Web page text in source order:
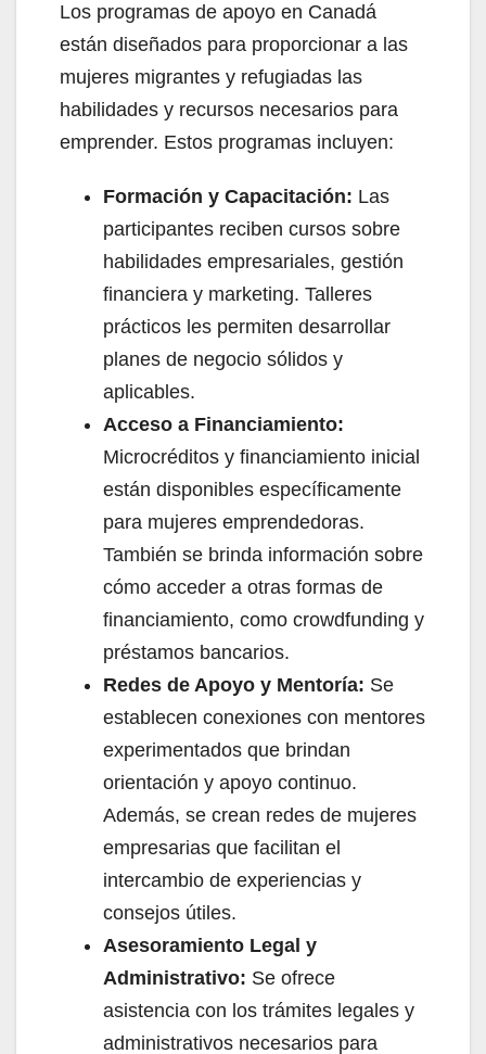
Los programas de apoyo en Canadá
están diseñados para proporcionar a las
mujeres migrantes y refugiadas las
habilidades y recursos necesarios para
emprender. Estos programas incluyen:
Formación y Capacitación: Las
participantes reciben cursos sobre
habilidades empresariales, gestión
financiera y marketing. Talleres
prácticos les permiten desarrollar
planes de negocio sólidos y
aplicables.
Acceso a Financiamiento:
Microcréditos y financiamiento inicial
están disponibles específicamente
para mujeres emprendedoras.
También se brinda información sobre
cómo acceder a otras formas de
financiamiento, como crowdfunding y
préstamos bancarios.
Redes de Apoyo y Mentoría: Se
establecen conexiones con mentores
experimentados que brindan
orientación y apoyo continuo.
Además, se crean redes de mujeres
empresarias que facilitan el
intercambio de experiencias y
consejos útiles.
Asesoramiento Legal y
Administrativo: Se ofrece
asistencia con los trámites legales y
administrativos necesarios para